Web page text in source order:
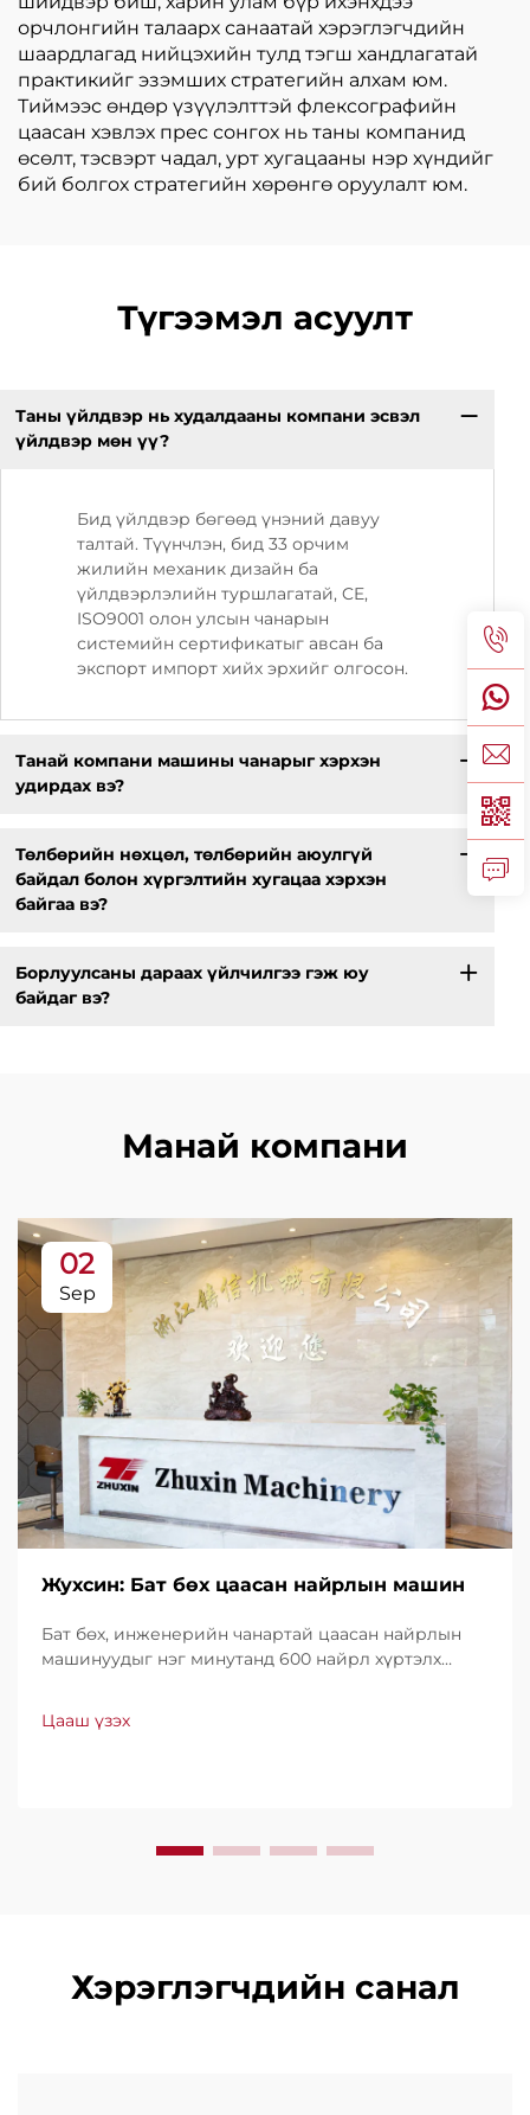
орчлонгийн талаарх санаатай хэрэглэгчдийн
шаардлагад нийцэхийн тулд тэгш хандлагатай
практикийг эзэмших стратегийн алхам юм.
Тиймээс өндөр үзүүлэлттэй флексографийн
цаасан хэвлэх прес сонгох нь таны компанид
өсөлт, тэсвэрт чадал, урт хугацааны нэр хүндийг
бий болгох стратегийн хөрөнгө оруулалт юм.
Түгээмэл асуулт
Таны үйлдвэр нь худалдааны компани эсвэл
үйлдвэр мөн үү?
Бид үйлдвэр бөгөөд үнэний давуу
талтай. Түүнчлэн, бид 33 орчим
жилийн механик дизайн ба
үйлдвэрлэлийн туршлагатай, CE,
ISO9001 олон улсын чанарын
системийн сертификатыг авсан ба
экспорт импорт хийх эрхийг олгосон.
Танай компани машины чанарыг хэрхэн
удирдах вэ?
Төлбөрийн нөхцөл, төлбөрийн аюулгүй
байдал болон хүргэлтийн хугацаа хэрхэн
байгаа вэ?
Борлуулсаны дараах үйлчилгээ гэж юу
байдаг вэ?
Манай компани
02
Sep
Жухсин: Бат бөх цаасан найрлын машин
Бат бөх, инженерийн чанартай цаасан найрлын
машинуудыг нэг минутанд 600 найрл хүртэлх
дэлхийн хэмжээнд итгэл үнэнчээр ашиглагддаг.
Цааш үзэх
Хэрэглэгчдийн санал